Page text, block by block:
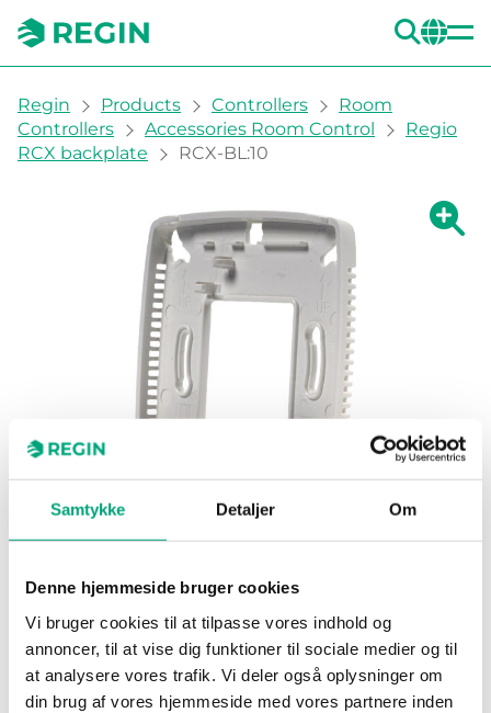
Samtykke Detaljer Om
Denne hjemmeside bruger cookies
Vi bruger cookies til at tilpasse vores indhold og
annoncer, til at vise dig funktioner til sociale medier og til
at analysere vores trafik. Vi deler også oplysninger om
din brug af vores hjemmeside med vores partnere inden
You are here:
Regin Products Controllers
Room
Controllers
Accessories Room Control
Regio
RCX backplate
RCX-BL:10
Show
RCX-BL:10
Regio RCX backplate
10 pack of RCX-BL for RCX/RUX/RTX